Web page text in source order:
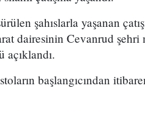
şahıslarla yaşanan
dairesinin Cevanrud şehri
başlangıcından